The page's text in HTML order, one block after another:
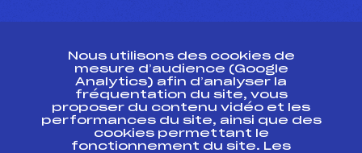
ESPACE PRESSE
Ressources
Pass’Neige
Projet sportif fédéral
Nous utilisons des cookies de
mesure d’audience (Google
Analytics) afin d’analyser la
fréquentation du site, vous
proposer du contenu vidéo et les
performances du site, ainsi que des
cookies permettant le
fonctionnement du site. Les